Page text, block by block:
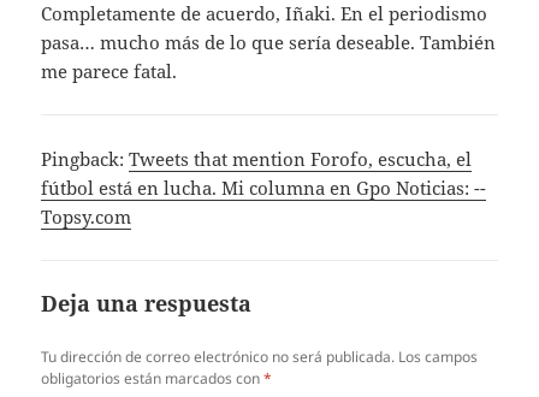
Completamente de acuerdo, Iñaki. En el periodismo
pasa… mucho más de lo que sería deseable. También
me parece fatal.
Pingback:Tweets that mention Forofo, escucha, el
fútbol está en lucha. Mi columna en Gpo Noticias: --
Topsy.com
Deja una respuesta
Tu dirección de correo electrónico no será publicada. Los campos
obligatorios están marcados con*